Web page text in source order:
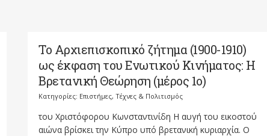
Το Αρχιεπισκοπικό ζήτημα (1900-1910)
ως έκφαση του Ενωτικού Κινήματος: Η
Κατηγορίες: Επιστήμες, Τέχνες & Πολιτισμός
του Χριστόφορου Κωνσταντινίδη Η αυγή του εικοστού
αιώνα βρίσκει την Κύπρο υπό βρετανική κυριαρχία. Ο